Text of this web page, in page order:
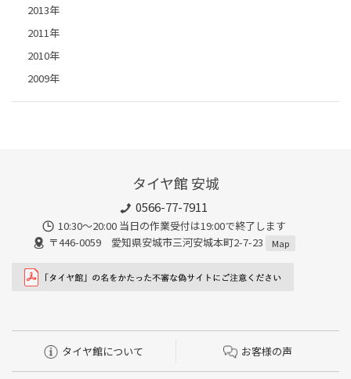
2013年
2011年
2010年
2009年
タイヤ館 安城
0566-77-7911
10:30〜20:00 当日の作業受付は19:00で終了します
〒446-0059 愛知県安城市三河安城本町2-7-23
Map
タイヤ館について お客様の声